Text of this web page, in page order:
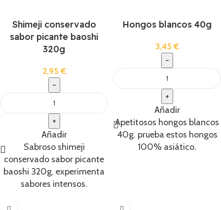
Shimeji conservado
sabor picante baoshi
320g
2,95€
Añadir
Sabroso shimeji
conservado sabor picante
baoshi 320g. experimenta
sabores intensos.
Hongos blancos 40g
3,45€
Añadir
Apetitosos hongos blancos
40g. prueba estos hongos
100% asiático.